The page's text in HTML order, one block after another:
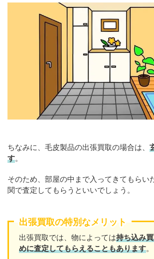
ちなみに、毛皮製品の出張買取の場合は、
す。
そのため、部屋の中まで入ってきてもらい
関で査定してもらうといいでしょう。
出張買取の特別なメリット
出張買取では、物によっては持ち込み
めに査定してもらえることもあります。